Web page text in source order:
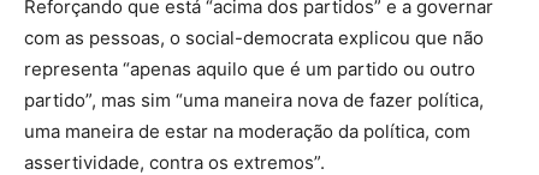
Reforçando que está “acima dos partidos” e a governar
com as pessoas, o social-democrata explicou que não
representa “apenas aquilo que é um partido ou outro
partido”, mas sim “uma maneira nova de fazer política,
uma maneira de estar na moderação da política, com
assertividade, contra os extremos”.